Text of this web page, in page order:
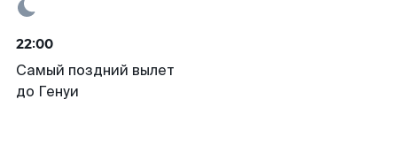
22:00
Самый поздний вылет
до Генуи